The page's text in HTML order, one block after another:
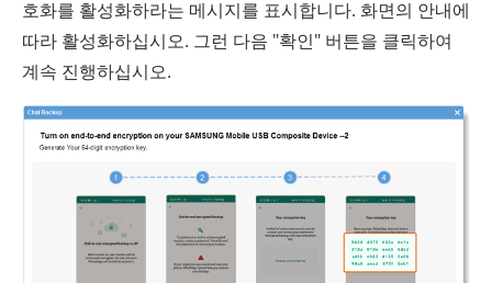
호화를 활성화하라는 메시지를 표시합니다. 화면의 안내에
따라 활성화하십시오. 그런 다음 "확인" 버튼을 클릭하여
계속 진행하십시오.